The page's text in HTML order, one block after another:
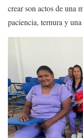
crear son actos de una
paciencia, ternura y